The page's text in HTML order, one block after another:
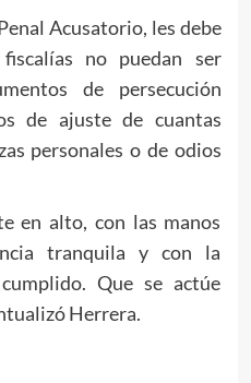
Acusatorio, les debe
no puedan ser
de persecución
de ajuste de cuantas
personales o de odios
en alto, con las manos
tranquila y con la
Que se actúe
Herrera.